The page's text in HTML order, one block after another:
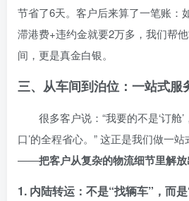
节省了6天。客户后来算了一笔账：
滞港费+违约金就要2万多，我们帮
间，更是真金白银。
三、从车间到泊位：一站式服
很多客户说：“我要的不是‘订舱
口’的全程省心。” 这正是我们做一
——把客户从复杂的物流细节里解
1. 内陆转运：不是“找辆车”，而